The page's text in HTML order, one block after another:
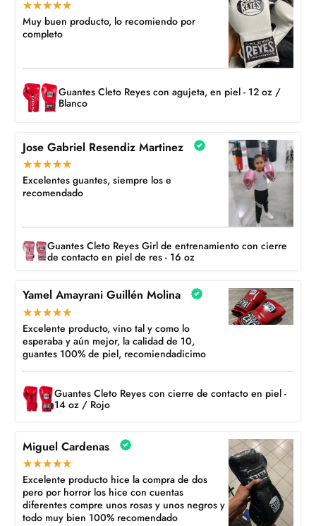
Muy buen producto, lo recomiendo por
completo
Guantes Cleto Reyes con agujeta, en piel - 12 oz /
Blanco
Jose Gabriel Resendiz Martinez
Excelentes guantes, siempre los e
recomendado
Guantes Cleto Reyes Girl de entrenamiento con cierre
de contacto en piel de res - 16 oz
Yamel Amayrani Guillén Molina
Excelente producto, vino tal y como lo
esperaba y aún mejor, la calidad de 10,
guantes 100% de piel, recomiendadicimo
Guantes Cleto Reyes con cierre de contacto en piel -
14 oz / Rojo
Miguel Cardenas
Excelente producto hice la compra de dos
pero por horror los hice con cuentas
diferentes compre unos rosas y unos negros y
todo muy bien 100% recomendado